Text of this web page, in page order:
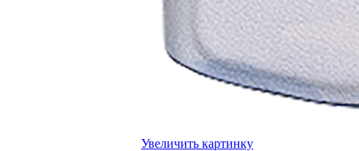
Увеличить картинку